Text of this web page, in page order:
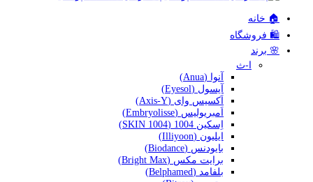
🏠 خانه
🛍️ فروشگاه
🌸 برند
ا-ث
آنوا (Anua)
آیسول (Eyesol)
اَکسیس وای (Axis-Y)
اَمبریولیس (Embryolisse)
اِسکین 1004 (SKIN 1004)
ایلیون (Illiyoon)
بایودنس (Biodance)
برایت مکس (Bright Max)
بلفامد (Belphamed)